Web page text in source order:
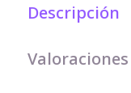
Descripción
Valoraciones